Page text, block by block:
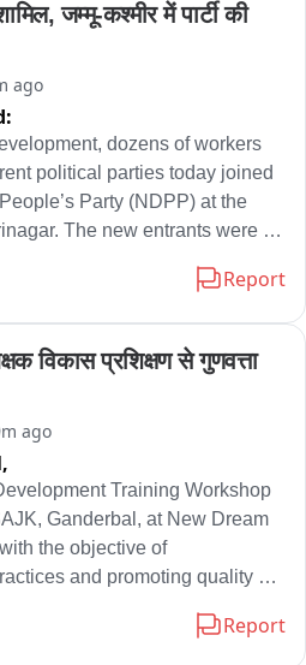
जम्मू-कश्मीर में पार्टी की
ago
dozens of workers
political parties today joined
Party (NDPP) at the
The new entrants were
Syed Shunthoo, who
growing support reflects
NDPP’s vision and its
development and
people of Jammu and
members expressed their
strengthening the party and
of Jammu and
Report
विकास प्रशिक्षण से गुणवत्ता
ago
Training Workshop
Ganderbal, at New Dream
the objective of
and promoting quality
Report